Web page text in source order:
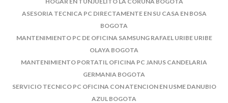
ASESORIA TECNICA PC DIRECTAMENTE EN SU CASA EN BOSA
BOGOTA
MANTENIMIENTO PC DE OFICINA SAMSUNG RAFAEL URIBE URIBE
OLAYA BOGOTA
MANTENIMIENTO PORTATIL OFICINA PC JANUS CANDELARIA
GERMANIA BOGOTA
SERVICIO TECNICO PC OFICINA CON ATENCION EN USME DANUBIO
AZUL BOGOTA